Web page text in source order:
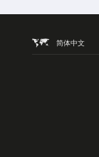
简体中文